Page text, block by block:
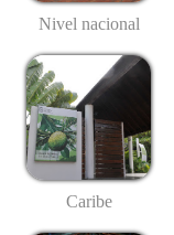
Nivel nacional
Caribe